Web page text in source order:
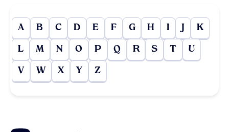
A B C D E F G H I J K
L M N O P Q R S T U
V W X Y Z